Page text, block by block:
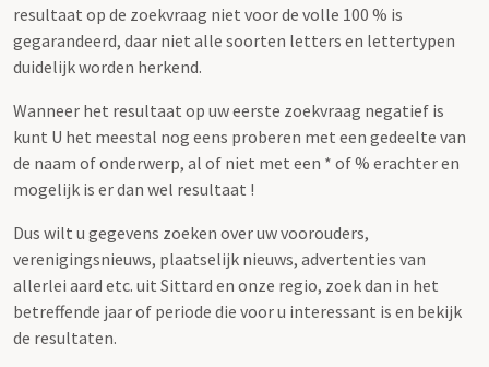
resultaat op de zoekvraag niet voor de volle 100 % is
gegarandeerd, daar niet alle soorten letters en lettertypen
duidelijk worden herkend.
Wanneer het resultaat op uw eerste zoekvraag negatief is
kunt U het meestal nog eens proberen met een gedeelte van
de naam of onderwerp, al of niet met een * of % erachter en
mogelijk is er dan wel resultaat !
Dus wilt u gegevens zoeken over uw voorouders,
verenigingsnieuws, plaatselijk nieuws, advertenties van
allerlei aard etc. uit Sittard en onze regio, zoek dan in het
betreffende jaar of periode die voor u interessant is en bekijk
de resultaten.